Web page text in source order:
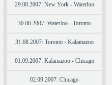
29.08.2007: New York - Waterloo
30.08.2007: Waterloo - Toronto
31.08.2007: Toronto - Kalamazoo
01.09.2007: Kalamazoo - Chicago
02.09.2007: Chicago